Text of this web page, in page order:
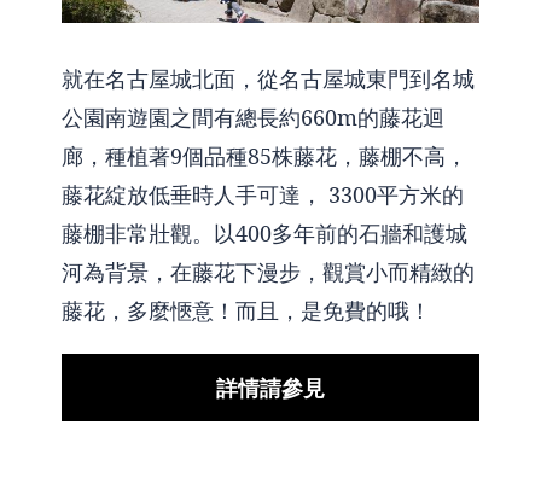
就在名古屋城北面，從名古屋城東門到名城
公園南遊園之間有總長約660m的藤花迴
廊，種植著9個品種85株藤花，藤棚不高，
藤花綻放低垂時人手可達， 3300平方米的
藤棚非常壯觀。以400多年前的石牆和護城
河為背景，在藤花下漫步，觀賞小而精緻的
藤花，多麼愜意！而且，是免費的哦！
詳情請參見